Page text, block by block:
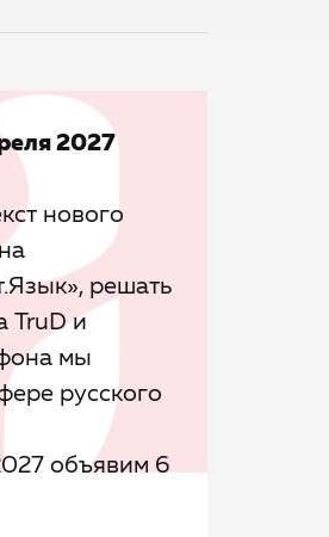
2027
нового
решать
TruD и
мы
русского
объявим 6